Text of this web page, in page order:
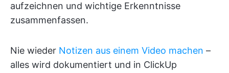
aufzeichnen und wichtige Erkenntnisse
zusammenfassen.
Nie wieder Notizen aus einem Video machen –
alles wird dokumentiert und in ClickUp